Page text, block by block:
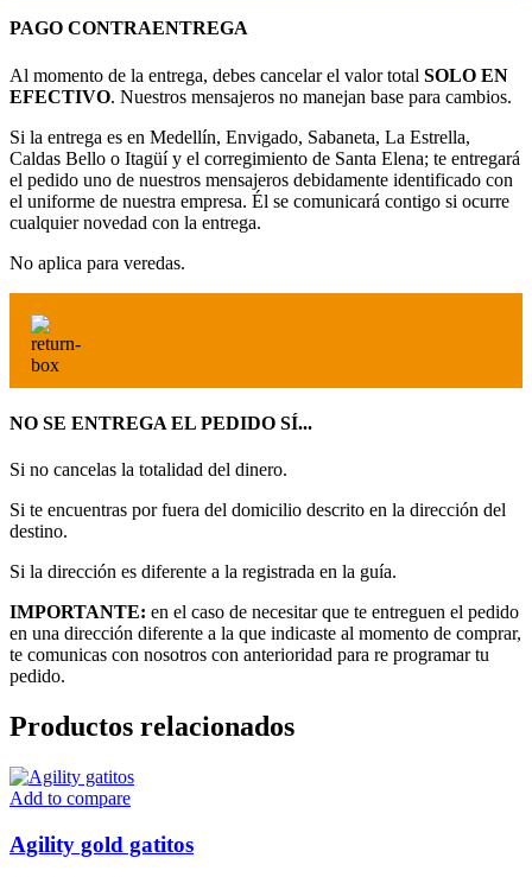
PAGO CONTRAENTREGA
Al momento de la entrega, debes cancelar el valor total SOLO EN
EFECTIVO. Nuestros mensajeros no manejan base para cambios.
Si la entrega es en Medellín, Envigado, Sabaneta, La Estrella,
Caldas Bello o Itagüí y el corregimiento de Santa Elena; te entregará
el pedido uno de nuestros mensajeros debidamente identificado con
el uniforme de nuestra empresa. Él se comunicará contigo si ocurre
cualquier novedad con la entrega.
No aplica para veredas.
NO SE ENTREGA EL PEDIDO SÍ...
Si no cancelas la totalidad del dinero.
Si te encuentras por fuera del domicilio descrito en la dirección del
destino.
Si la dirección es diferente a la registrada en la guía.
IMPORTANTE: en el caso de necesitar que te entreguen el pedido
en una dirección diferente a la que indicaste al momento de comprar,
te comunicas con nosotros con anterioridad para re programar tu
pedido.
Productos relacionados
Add to compare
Agility gold gatitos